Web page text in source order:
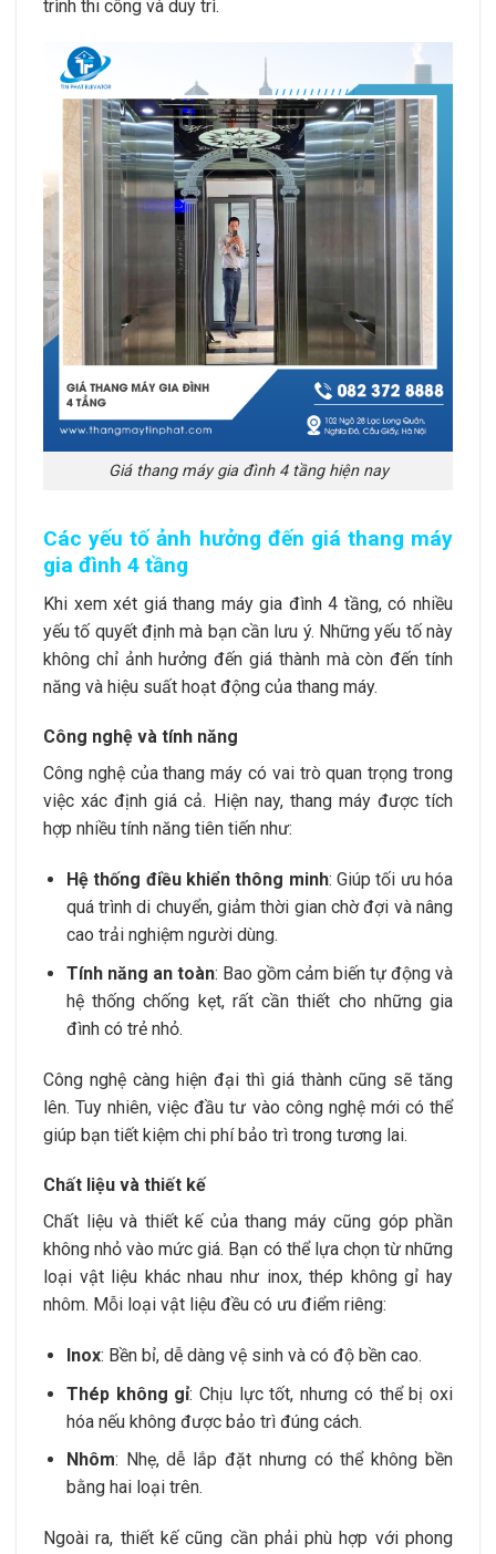
trình thi công và duy trì.
Giá thang máy gia đình 4 tầng hiện nay
Các yếu tố ảnh hưởng đến giá thang máy
gia đình 4 tầng
Khi xem xét giáthang máy gia đình4 tầng, có nhiều
yếu tố quyết định mà bạn cần lưu ý. Những yếu tố này
không chỉ ảnh hưởng đến giá thành mà còn đến tính
năng và hiệu suất hoạt động của thang máy.
Công nghệ và tính năng
Công nghệ của thang máy có vai trò quan trọng trong
việc xác định giá cả. Hiện nay, thang máy được tích
hợp nhiều tính năng tiên tiến như:
Hệ thống điều khiển thông minh: Giúp tối ưu hóa
quá trình di chuyển, giảm thời gian chờ đợi và nâng
cao trải nghiệm người dùng.
Tính năng an toàn: Bao gồm cảm biến tự động và
hệ thống chống kẹt, rất cần thiết cho những gia
đình có trẻ nhỏ.
Công nghệ càng hiện đại thì giá thành cũng sẽ tăng
lên. Tuy nhiên, việc đầu tư vào công nghệ mới có thể
giúp bạn tiết kiệm chi phí bảo trì trong tương lai.
Chất liệu và thiết kế
Chất liệu và thiết kế của thang máy cũng góp phần
không nhỏ vào mức giá. Bạn có thể lựa chọn từ những
loại vật liệu khác nhau như inox, thép không gỉ hay
nhôm. Mỗi loại vật liệu đều có ưu điểm riêng:
Inox: Bền bỉ, dễ dàng vệ sinh và có độ bền cao.
Thép không gỉ: Chịu lực tốt, nhưng có thể bị oxi
hóa nếu không được bảo trì đúng cách.
Nhôm: Nhẹ, dễ lắp đặt nhưng có thể không bền
bằng hai loại trên.
Ngoài ra, thiết kế cũng cần phải phù hợp với phong